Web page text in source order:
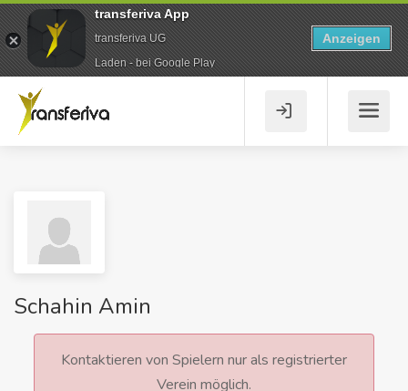
Schahin Amin
Kontaktieren von Spielern nur als registrierter
Verein möglich.
transferiva App
transferiva UG
Laden - bei Google Play
Anzeigen